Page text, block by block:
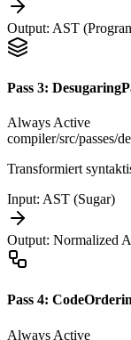
Output: AST
Pass 3:
Always Active
compiler/src/passes/
Transformiert
Input: AST (Sugar)
Output: Normalized
Pass 4:
Always Active